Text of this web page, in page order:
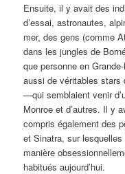
Ensuite, il y avait des
d’essai, astronautes,
mer, des gens (comme
dans les jungles de
que personne en
aussi de véritables
—qui semblaient venir
Monroe et d’autres. Il y
compris également des
et Sinatra, sur
manière
habitués aujourd’hui.